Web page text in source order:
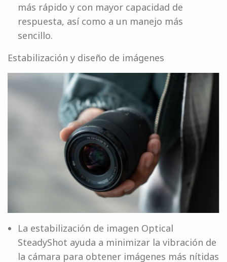
más rápido y con mayor capacidad de
respuesta, así como a un manejo más
sencillo.
Estabilización y diseño de imágenes
La estabilización de imagen Optical
SteadyShot ayuda a minimizar la vibración de
la cámara para obtener imágenes más nítidas